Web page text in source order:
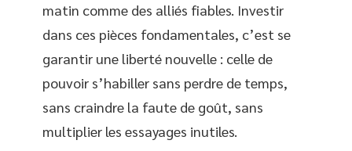
matin comme des alliés fiables. Investir
dans ces pièces fondamentales, c’est se
garantir une liberté nouvelle : celle de
pouvoir s’habiller sans perdre de temps,
sans craindre la faute de goût, sans
multiplier les essayages inutiles.